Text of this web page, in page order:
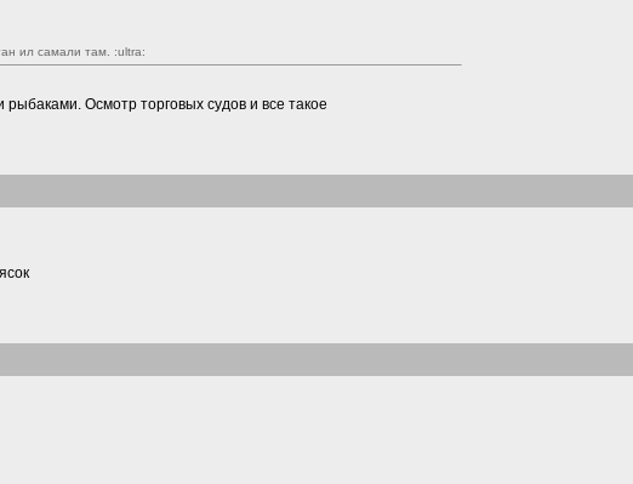
ил самали там. :ultra:
Осмотр торговых судов и все такое